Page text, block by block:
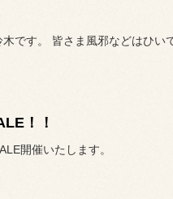
です。 皆さま風邪などはひい
！！
開催いたします。